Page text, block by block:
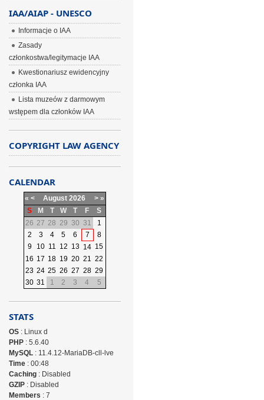
IAA/AIAP - UNESCO
Informacje o IAA
Zasady
członkostwa/legitymacje IAA
Kwestionariusz ewidencyjny
członka IAA
Lista muzeów z darmowym
wstępem dla członków IAA
COPYRIGHT LAW AGENCY
CALENDAR
« < August 2026 > »
S
M T W T F
S
26 27 28 29 30 31
1
2
3 4 5 6 7
8
9
10 11 12 13 14 15
16 17 18 19 20 21 22
23 24 25 26 27 28 29
30 31 1 2 3 4 5
STATS
OS: Linux d
PHP: 5.6.40
MySQL: 11.4.12-MariaDB-cll-lve
Time: 00:48
Caching: Disabled
GZIP: Disabled
Members : 7